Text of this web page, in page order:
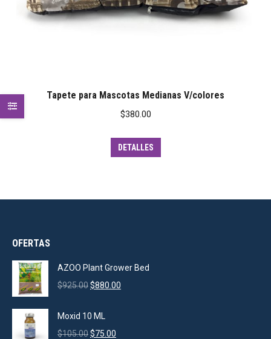
Tapete para Mascotas Medianas V/colores
$380.00
DETALLES
OFERTAS
AZOO Plant Grower Bed
$925.00Original
was:
$925.00.
$880.00
Moxid 10 ML
$105.00Original
$75.00